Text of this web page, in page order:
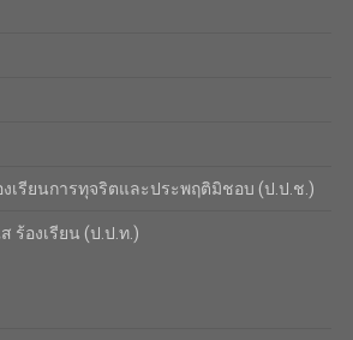
งเรียนการทุจริตและประพฤติมิชอบ (ป.ป.ช.)
ร้องเรียน (ป.ป.ท.)